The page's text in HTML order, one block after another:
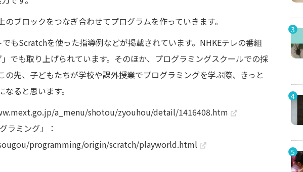
ブロックをつなぎ合わせてプログラムを作っていきます。
もScratchを使った指導例などが掲載されています。NHKEテレの番組
でも取り上げられています。そのほか、プログラミングスクールでの採
の先、子どもたちが学校や課外授業でプログラミングを学ぶ際、きっと
ると思います。
a_menu/shotou/zyouhou/detail/1416408.htm
ラミング」：
programming/origin/scratch/playworld.html
3
4
5